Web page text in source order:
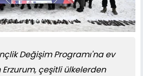
Değişim Programı'na ev
çeşitli ülkelerden